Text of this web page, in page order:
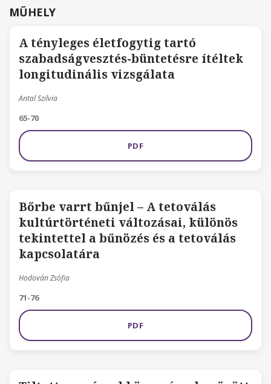
MŰHELY
A tényleges életfogytig tartó
szabadságvesztés-büntetésre ítéltek
longitudinális vizsgálata
Antal Szilvia
65-70
PDF
Bőrbe varrt bűnjel – A tetoválás
kultúrtörténeti változásai, különös
tekintettel a bűnözés és a tetoválás
kapcsolatára
Hodován Zsófia
71-76
PDF